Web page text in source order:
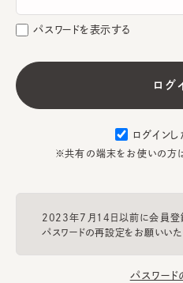
パスワードを表示する
ログインし
※共有の端末をお使いの方
2023年7月14日以前に会員登
パスワードの再設定をお願いいた
パスワー